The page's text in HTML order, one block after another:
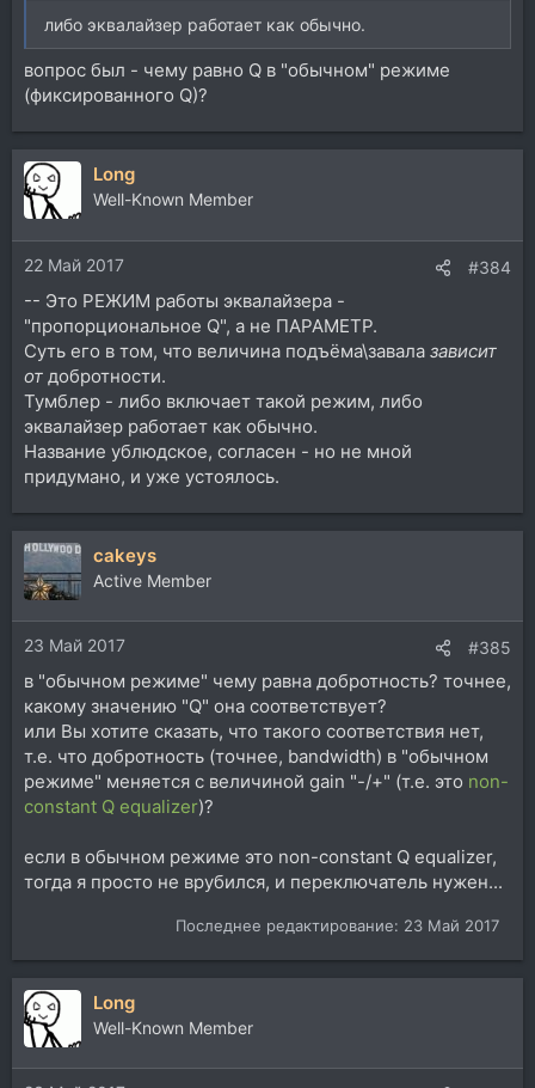
либо эквалайзер работает как обычно.
вопрос был - чему равно Q в "обычном" режиме
(фиксированного Q)?
Long
Well-Known Member
22 Май 2017 #384
-- Это РЕЖИМ работы эквалайзера -
"пропорциональное Q", а не ПАРАМЕТР.
Суть его в том, что величина подъёма\завала зависит
от добротности.
Тумблер - либо включает такой режим, либо
эквалайзер работает как обычно.
Название ублюдское, согласен - но не мной
придумано, и уже устоялось.
cakeys
Active Member
23 Май 2017 #385
в "обычном режиме" чему равна добротность? точнее,
какому значению "Q" она соответствует?
или Вы хотите сказать, что такого соответствия нет,
т.е. что добротность (точнее, bandwidth) в "обычном
режиме" меняется с величиной gain "-/+" (т.е. это non-
constant Q equalizer)?
если в обычном режиме это non-constant Q equalizer,
тогда я просто не врубился, и переключатель нужен...
Последнее редактирование: 23 Май 2017
Long
Well-Known Member